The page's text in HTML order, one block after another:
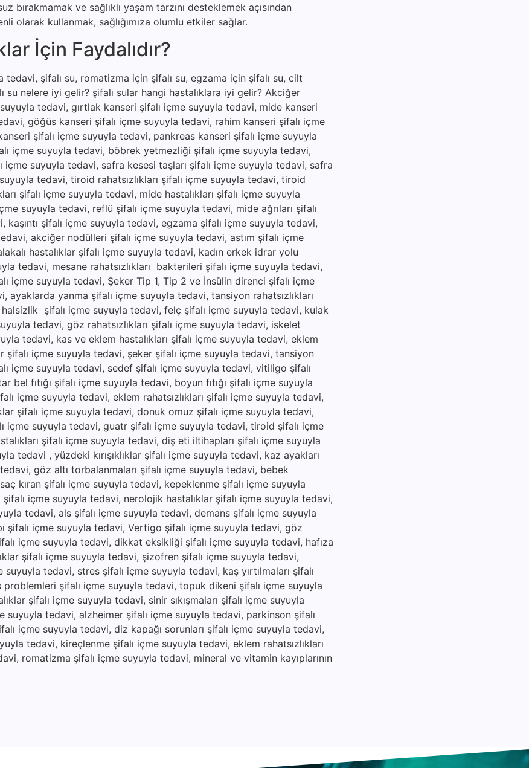
ve sağlıklı yaşam tarzını desteklemek açısından
olarak kullanmak, sağlığımıza olumlu etkiler sağlar.
İçin Faydalıdır?
şifalı su, romatizma için şifalı su, egzama için şifalı su, cilt
su nelere iyi gelir? şifalı sular hangi hastalıklara iyi gelir? Akciğer
tedavi, gırtlak kanseri şifalı içme suyuyla tedavi, mide kanseri
göğüs kanseri şifalı içme suyuyla tedavi, rahim kanseri şifalı içme
şifalı içme suyuyla tedavi, pankreas kanseri şifalı içme suyuyla
içme suyuyla tedavi, böbrek yetmezliği şifalı içme suyuyla tedavi,
suyuyla tedavi, safra kesesi taşları şifalı içme suyuyla tedavi, safra
tedavi, tiroid rahatsızlıkları şifalı içme suyuyla tedavi, tiroid
şifalı içme suyuyla tedavi, mide hastalıkları şifalı içme suyuyla
suyuyla tedavi, reflü şifalı içme suyuyla tedavi, mide ağrıları şifalı
şifalı içme suyuyla tedavi, egzama şifalı içme suyuyla tedavi,
akciğer nodülleri şifalı içme suyuyla tedavi, astım şifalı içme
hastalıklar şifalı içme suyuyla tedavi, kadın erkek idrar yolu
tedavi, mesane rahatsızlıkları bakterileri şifalı içme suyuyla tedavi,
içme suyuyla tedavi, Şeker Tip 1, Tip 2 ve İnsülin direnci şifalı içme
yanma şifalı içme suyuyla tedavi, tansiyon rahatsızlıkları
şifalı içme suyuyla tedavi, felç şifalı içme suyuyla tedavi, kulak
tedavi, göz rahatsızlıkları şifalı içme suyuyla tedavi, iskelet
tedavi, kas ve eklem hastalıkları şifalı içme suyuyla tedavi, eklem
şifalı içme suyuyla tedavi, şeker şifalı içme suyuyla tedavi, tansiyon
içme suyuyla tedavi, sedef şifalı içme suyuyla tedavi, vitiligo şifalı
fıtığı şifalı içme suyuyla tedavi, boyun fıtığı şifalı içme suyuyla
içme suyuyla tedavi, eklem rahatsızlıkları şifalı içme suyuyla tedavi,
şifalı içme suyuyla tedavi, donuk omuz şifalı içme suyuyla tedavi,
içme suyuyla tedavi, guatr şifalı içme suyuyla tedavi, tiroid şifalı içme
şifalı içme suyuyla tedavi, diş eti iltihapları şifalı içme suyuyla
tedavi , yüzdeki kırışıklıklar şifalı içme suyuyla tedavi, kaz ayakları
göz altı torbalanmaları şifalı içme suyuyla tedavi, bebek
kıran şifalı içme suyuyla tedavi, kepeklenme şifalı içme suyuyla
içme suyuyla tedavi, nerolojik hastalıklar şifalı içme suyuyla tedavi,
tedavi, als şifalı içme suyuyla tedavi, demans şifalı içme suyuyla
şifalı içme suyuyla tedavi, Vertigo şifalı içme suyuyla tedavi, göz
içme suyuyla tedavi, dikkat eksikliği şifalı içme suyuyla tedavi, hafıza
şifalı içme suyuyla tedavi, şizofren şifalı içme suyuyla tedavi,
tedavi, stres şifalı içme suyuyla tedavi, kaş yırtılmaları şifalı
şifalı içme suyuyla tedavi, topuk dikeni şifalı içme suyuyla
şifalı içme suyuyla tedavi, sinir sıkışmaları şifalı içme suyuyla
tedavi, alzheimer şifalı içme suyuyla tedavi, parkinson şifalı
içme suyuyla tedavi, diz kapağı sorunları şifalı içme suyuyla tedavi,
tedavi, kireçlenme şifalı içme suyuyla tedavi, eklem rahatsızlıkları
romatizma şifalı içme suyuyla tedavi, mineral ve vitamin kayıplarının